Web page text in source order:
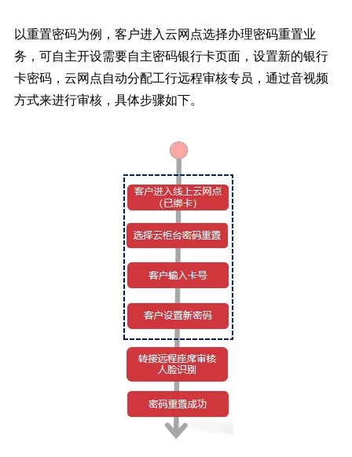
以重置密码为例，客户进入云网点选择办理密码重置业
务，可自主开设需要自主密码银行卡页面，设置新的银行
卡密码，云网点自动分配工行远程审核专员，通过音视频
方式来进行审核，具体步骤如下。